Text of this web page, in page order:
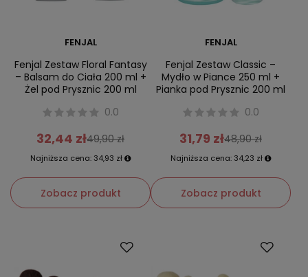
FENJAL
Fenjal Zestaw Floral Fantasy
– Balsam do Ciała 200 ml +
Żel pod Prysznic 200 ml
0.0
32,44 zł49,90 zł
Najniższa cena: 34,93 zł
Zobacz produkt
FENJAL
Fenjal Zestaw Classic –
Mydło w Piance 250 ml +
Pianka pod Prysznic 200 ml
0.0
31,79 zł48,90 zł
Najniższa cena: 34,23 zł
Zobacz produkt